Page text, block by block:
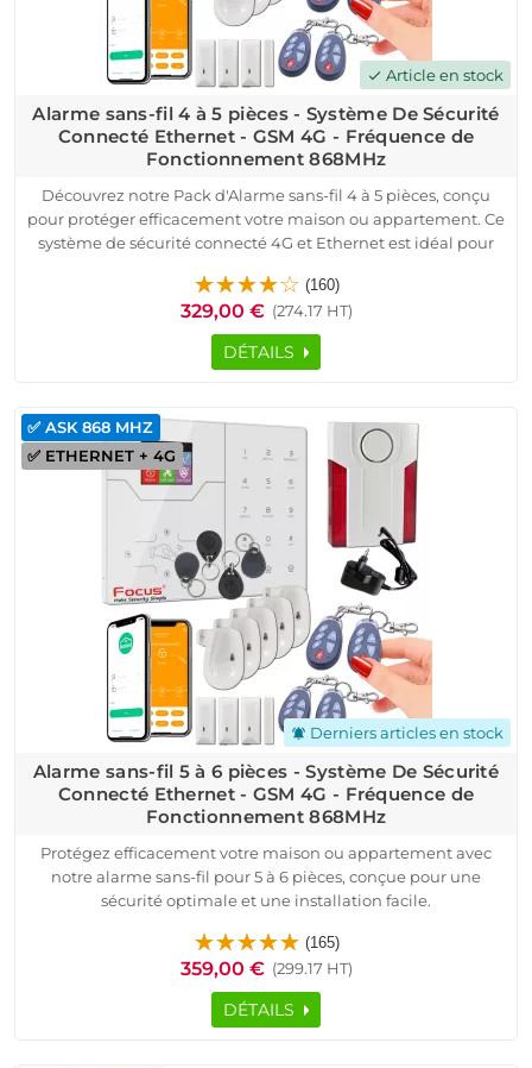
check Article en stock
Alarme sans-fil 4 à 5 pièces - Système De Sécurité
Connecté Ethernet - GSM 4G - Fréquence de
Fonctionnement 868MHz
Découvrez notre Pack d'Alarme sans-fil 4 à 5 pièces, conçu
pour protéger efficacement votre maison ou appartement. Ce
système de sécurité connecté 4G et Ethernet est idéal pour
telles que la détection d'intrusion, la surveillance
périmétrique, et l'alerte en temps réel.
Le pack comprend une centrale d'alarme intelligente, des
détecteurs d'ouverture pour portes et fenêtres, des détecteurs
contrôle à distance. Grâce à une installation simple et rapide,
ce système de sécurité sans fil offre une protection optimale
pour votre domicile.
Compatible avec toutes les box internet et facilement
configurable via une application mobile, ce kit est l'allié
parfait pour assurer la sécurité de votre logement. Profitez
d'un service client disponible pour vous accompagner et
garantir votre tranquillité d'esprit.
(160)
329,00 € (274.17 HT)
DÉTAILS
notifications_active Derniers articles en stock
✅ ETHERNET + 4G
✅ ASK 868 MHZ
Alarme sans-fil 5 à 6 pièces - Système De Sécurité
Connecté Ethernet - GSM 4G - Fréquence de
Fonctionnement 868MHz
Protégez efficacement votre maison ou appartement avec
notre alarme sans-fil pour 5 à 6 pièces, conçue pour une
sécurité optimale et une installation facile.
permet de surveiller votre logement en temps réel et de
recevoir des alertes instantanées sur votre smartphone. Le
pack inclut une centrale d'alarme avec sirène intégrée, 3
détecteurs d'ouverture pour portes et fenêtres, 5 détecteurs de
(165)
359,00 € (299.17 HT)
DÉTAILS